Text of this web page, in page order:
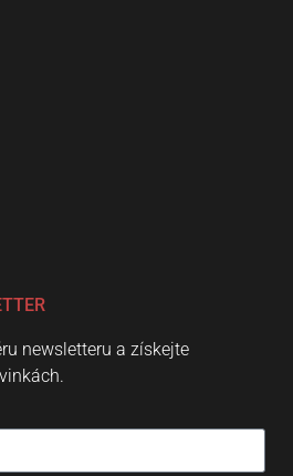
newsletteru a získejte